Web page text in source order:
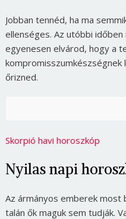
Jobban tennéd, ha ma
ellenséges. Az utóbbi
egyenesen elvárod, hogy a
kompromisszumkészségnek
őrizned.
Skorpió havi horoszkóp
Nyilas napi
Az ármányos emberek most
talán ők maguk sem tudják.